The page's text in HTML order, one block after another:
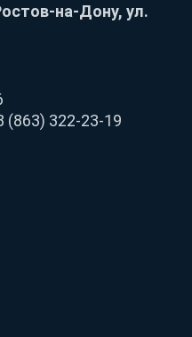
на-Дону, ул.
(863) 322-23-19